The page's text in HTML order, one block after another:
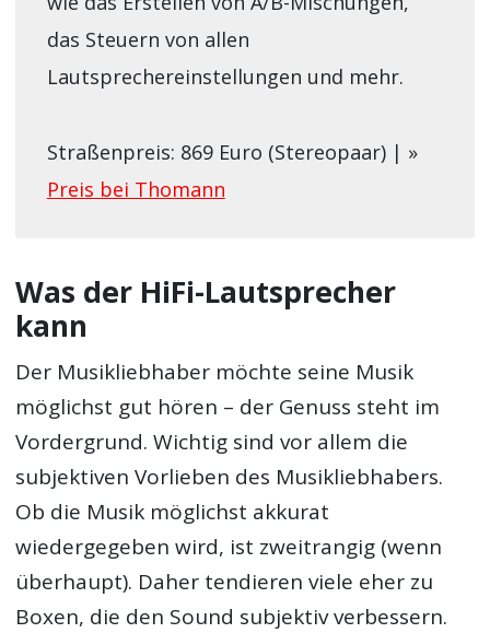
das Steuern von allen
Lautsprechereinstellungen und mehr.
Straßenpreis: 869 Euro (Stereopaar) | »
Preis bei Thomann
Was der HiFi-Lautsprecher
kann
Der Musikliebhaber möchte seine Musik
möglichst gut hören – der Genuss steht im
Vordergrund. Wichtig sind vor allem die
subjektiven Vorlieben des Musikliebhabers.
Ob die Musik möglichst akkurat
wiedergegeben wird, ist zweitrangig (wenn
überhaupt). Daher tendieren viele eher zu
Boxen, die den Sound subjektiv verbessern.